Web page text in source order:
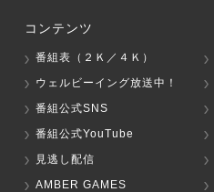
コンテンツ
番組表（２Ｋ／４Ｋ）
ウェルビーイング放送中！
番組公式SNS
番組公式YouTube
見逃し配信
AMBER GAMES